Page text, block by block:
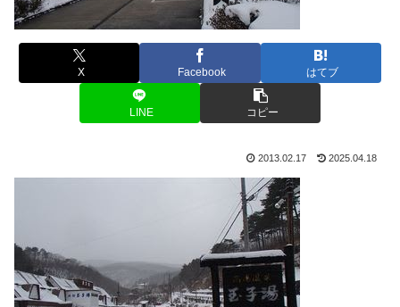
X Facebook はてブ
LINE コピー
2013.02.17 2025.04.18